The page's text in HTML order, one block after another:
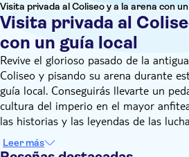
Visita privada al Coliseo y a la arena con
Visita privada al
con un guía local
Revive el glorioso pasado de la
Coliseo y pisando su arena durante
guía local. Conseguirás llevarte un
cultura del imperio en el mayor
las historias y las leyendas de las
describe el guía, que podrá adaptar el
tus intereses.
Leer más